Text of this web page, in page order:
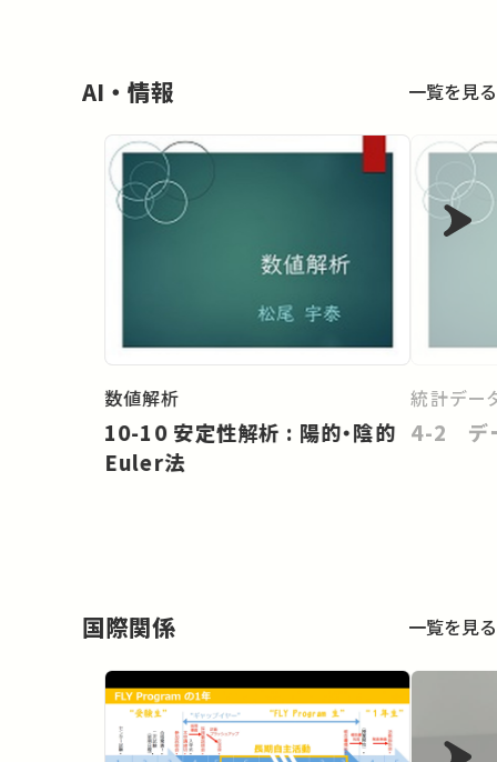
AI・情報 一覧を見る
数値解析
10-10 安定性解析 : 陽的・陰的
Euler法
統計デー
4-2 デ
国際関係 一覧を見る